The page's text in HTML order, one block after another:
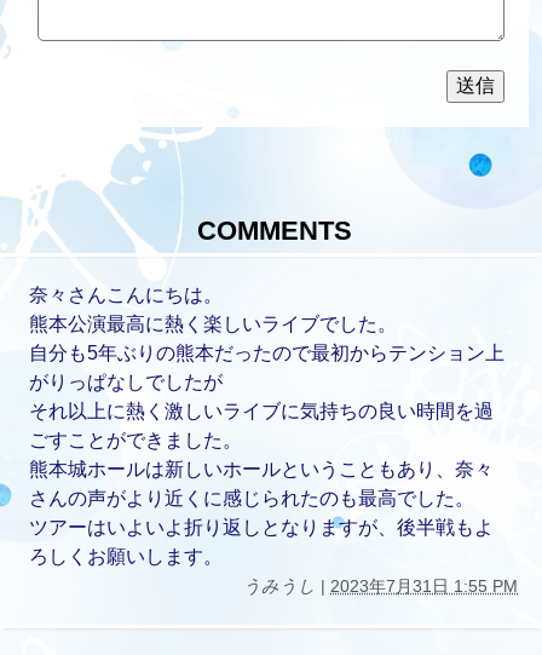
COMMENTS
奈々さんこんにちは。
熊本公演最高に熱く楽しいライブでした。
自分も5年ぶりの熊本だったので最初からテンション上
がりっぱなしでしたが
それ以上に熱く激しいライブに気持ちの良い時間を過
ごすことができました。
熊本城ホールは新しいホールということもあり、奈々
さんの声がより近くに感じられたのも最高でした。
ツアーはいよいよ折り返しとなりますが、後半戦もよ
ろしくお願いします。
うみうし | 2023年7月31日 1:55 PM